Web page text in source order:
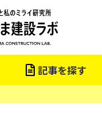
記事を探す